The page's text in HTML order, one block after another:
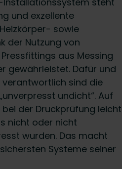
und exzellente
sowie
der Nutzung von
aus Messing
gewährleistet. Dafür und
sind die
undicht“. Auf
der Druckprüfung leicht
nicht oder nicht
wurden. Das macht
sichersten Systeme seiner